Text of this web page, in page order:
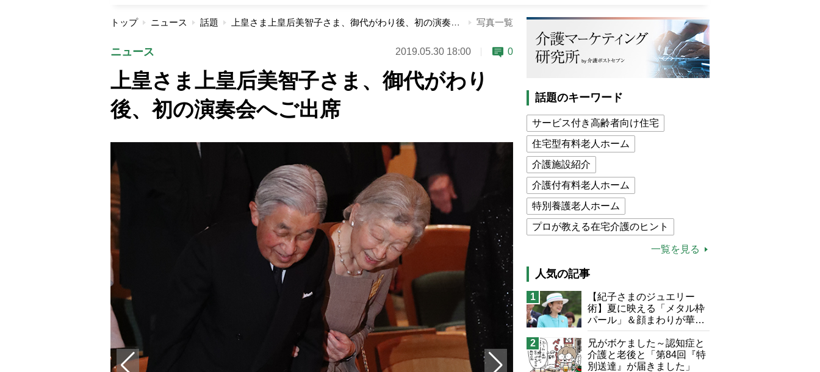
トップ ニュース 話題 上皇さま上皇后美智子さま、御代がわり後、初の演奏会へご出席 写真一覧
ニュース 2019.05.30 18:00 0
上皇さま上皇后美智子さま、御代がわり
後、初の演奏会へご出席
話題のキーワード
サービス付き高齢者向け住宅
住宅型有料老人ホーム
介護施設紹介
介護付有料老人ホーム
特別養護老人ホーム
プロが教える在宅介護のヒント
介護食
高木ブー
ケアマネジャー
猫が母になつきません
息子の遠距離介護サバイバル術
兄がボケました
便利なサービス
予防法
一覧を見る
人気の記事
1
【紀子さまのジュエリー
術】夏に映える「メタル枠
パール」＆顔まわりが華や
ぐ「揺れる一粒」の使い分
け方
2
兄がボケました～認知症と
介護と老後と「第84回『特
別送達』が届きました」